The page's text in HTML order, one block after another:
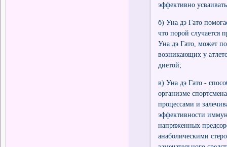
эффективно
б) Уна дэ Гато
что порой случается
Уна дэ Гато, может
возникающих у
диетой;
в) Уна дэ Гато -
организме
процессами и
эффективности
напряженных
анаболическими